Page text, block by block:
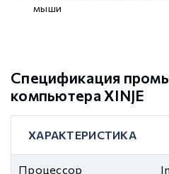
мыши
Спецификация
компьютера XINJE
ХАРАКТЕРИСТИКА
Процессор